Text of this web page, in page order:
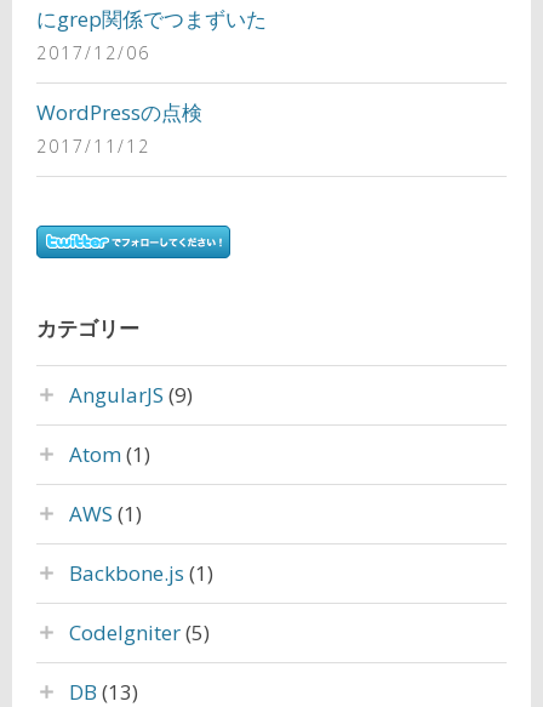
にgrep関係でつまずいた
2017/12/06
WordPressの点検
2017/11/12
カテゴリー
AngularJS (9)
Atom(1)
AWS (1)
Backbone.js (1)
CodeIgniter(5)
DB (13)